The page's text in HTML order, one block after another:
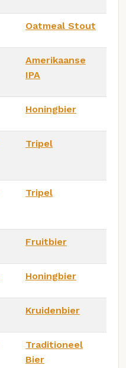
Oatmeal Stout
Amerikaanse
IPA
Honingbier
Tripel
Tripel
Fruitbier
Honingbier
Kruidenbier
Traditioneel
Bier